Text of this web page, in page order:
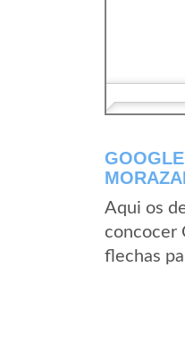
Aqui os
concocer
flechas